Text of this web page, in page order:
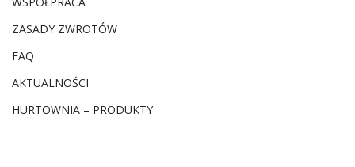
ZASADY ZWROTÓW
FAQ
AKTUALNOŚCI
HURTOWNIA – PRODUKTY